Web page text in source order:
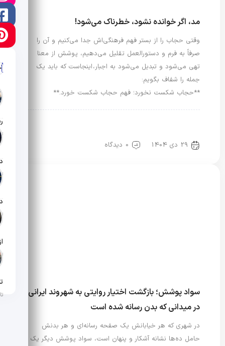
مد، اگر خوانده نشود، خطرناک می‌شود!
وقتی حجاب را از بستر فهم فرهنگی‌اش جدا می‌کنیم و آن را
صرفاً به فرم و دستورالعمل تقلیل می‌دهیم، پوشش از معنا
تهی می‌شود و تبدیل می‌شود به اجبار، اینجاست که باید یک
جمله را شفاف بگویم:
**حجاب شکست نخورد؛ فهم حجاب شکست خورد.**
29 دی 1404 0 دیدگاه
سواد پوشش؛ بازگشت اختیار روایتی به شهروند ایرانی
در میدانی که بدن رسانه شده است
در شهری که هر خیابانش یک صفحه رسانه‌ای و هر بدنش
حامل ده‌ها نشانه آشکار و پنهان است، سواد پوشش دیگر یک